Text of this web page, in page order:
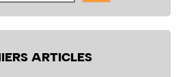
ARTICLES